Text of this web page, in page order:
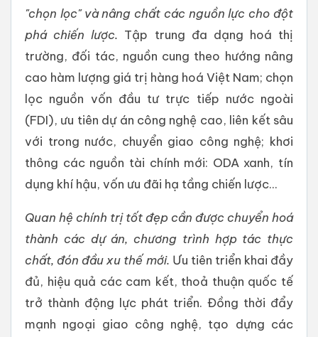
"chọn lọc" và nâng chất các nguồn lực cho đột
phá chiến lược. Tập trung đa dạng hoá thị
trường, đối tác, nguồn cung theo hướng nâng
cao hàm lượng giá trị hàng hoá Việt Nam; chọn
lọc nguồn vốn đầu tư trực tiếp nước ngoài
(FDI), ưu tiên dự án công nghệ cao, liên kết sâu
với trong nước, chuyển giao công nghệ; khơi
thông các nguồn tài chính mới: ODA xanh, tín
dụng khí hậu, vốn ưu đãi hạ tầng chiến lược...
Quan hệ chính trị tốt đẹp cần được chuyển hoá
thành các dự án, chương trình hợp tác thực
chất, đón đầu xu thế mới. Ưu tiên triển khai đầy
đủ, hiệu quả các cam kết, thoả thuận quốc tế
trở thành động lực phát triển. Đồng thời đẩy
mạnh ngoại giao công nghệ, tạo dựng các